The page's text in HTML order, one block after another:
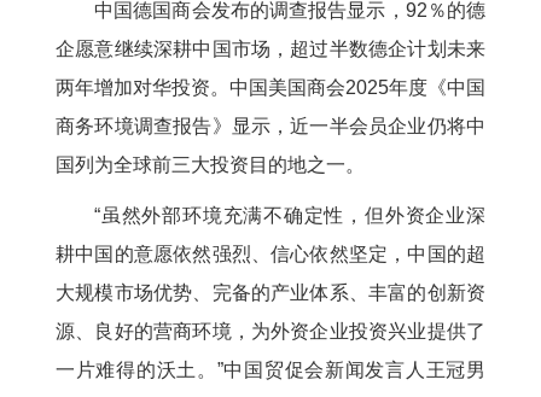
中国德国商会发布的调查报告显示，92％的德
企愿意继续深耕中国市场，超过半数德企计划未来
两年增加对华投资。中国美国商会2025年度《中国
商务环境调查报告》显示，近一半会员企业仍将中
国列为全球前三大投资目的地之一。
“虽然外部环境充满不确定性，但外资企业深
耕中国的意愿依然强烈、信心依然坚定，中国的超
大规模市场优势、完备的产业体系、丰富的创新资
源、良好的营商环境，为外资企业投资兴业提供了
一片难得的沃土。”中国贸促会新闻发言人王冠男